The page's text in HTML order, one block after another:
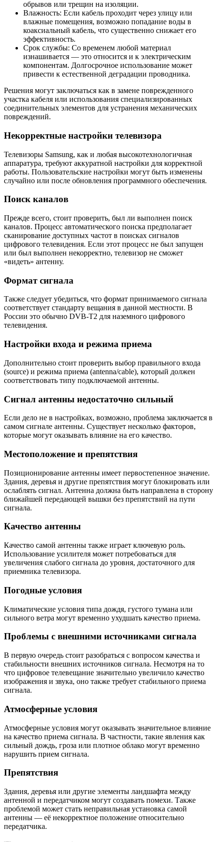
обрывов или трещин на изоляции.
Влажность: Если кабель проходит через улицу или
влажные помещения, возможно попадание воды в
коаксиальный кабель, что существенно снижает его
эффективность.
Срок службы: Со временем любой материал
изнашивается — это относится и к электрическим
компонентам. Долгосрочное использование может
привести к естественной деградации проводника.
Решения могут заключаться как в замене поврежденного
участка кабеля или использования специализированных
соединительных элементов для устранения механических
повреждений.
Некорректные настройки телевизора
Телевизоры Samsung, как и любая высокотехнологичная
аппаратура, требуют аккуратной настройки для корректной
работы. Пользовательские настройки могут быть изменены
случайно или после обновления программного обеспечения.
Поиск каналов
Прежде всего, стоит проверить, был ли выполнен поиск
каналов. Процесс автоматического поиска предполагает
сканирование доступных частот в поисках сигналов
цифрового телевидения. Если этот процесс не был запущен
или был выполнен некорректно, телевизор не сможет
«видеть» антенну.
Формат сигнала
Также следует убедиться, что формат принимаемого сигнала
соответствует стандарту вещания в данной местности. В
России это обычно DVB-T2 для наземного цифрового
телевидения.
Настройки входа и режима приема
Дополнительно стоит проверить выбор правильного входа
(source) и режима приема (antenna/cable), который должен
соответствовать типу подключаемой антенны.
Сигнал антенны недостаточно сильный
Если дело не в настройках, возможно, проблема заключается в
самом сигнале антенны. Существует несколько факторов,
которые могут оказывать влияние на его качество.
Местоположение и препятствия
Позиционирование антенны имеет первостепенное значение.
Здания, деревья и другие препятствия могут блокировать или
ослаблять сигнал. Антенна должна быть направлена в сторону
ближайшей передающей вышки без препятствий на пути
сигнала.
Качество антенны
Качество самой антенны также играет ключевую роль.
Использование усилителя может потребоваться для
увеличения слабого сигнала до уровня, достаточного для
приемника телевизора.
Погодные условия
Климатические условия типа дождя, густого тумана или
сильного ветра могут временно ухудшать качество приема.
Проблемы с внешними источниками сигнала
В первую очередь стоит разобраться с вопросом качества и
стабильности внешних источников сигнала. Несмотря на то
что цифровое телевещание значительно увеличило качество
изображения и звука, оно также требует стабильного приема
сигнала.
Атмосферные условия
Атмосферные условия могут оказывать значительное влияние
на качество приема сигнала. В частности, такие явления как
сильный дождь, гроза или плотное облако могут временно
нарушить прием сигнала.
Препятствия
Здания, деревья или другие элементы ландшафта между
антенной и передатчиком могут создавать помехи. Также
проблемой может стать неправильная установка самой
антенны — её некорректное положение относительно
передатчика.